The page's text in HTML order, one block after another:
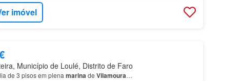
imóvel
Município de Loulé, Distrito de Faro
de 3 pisos em plena marinade Vilamoura…